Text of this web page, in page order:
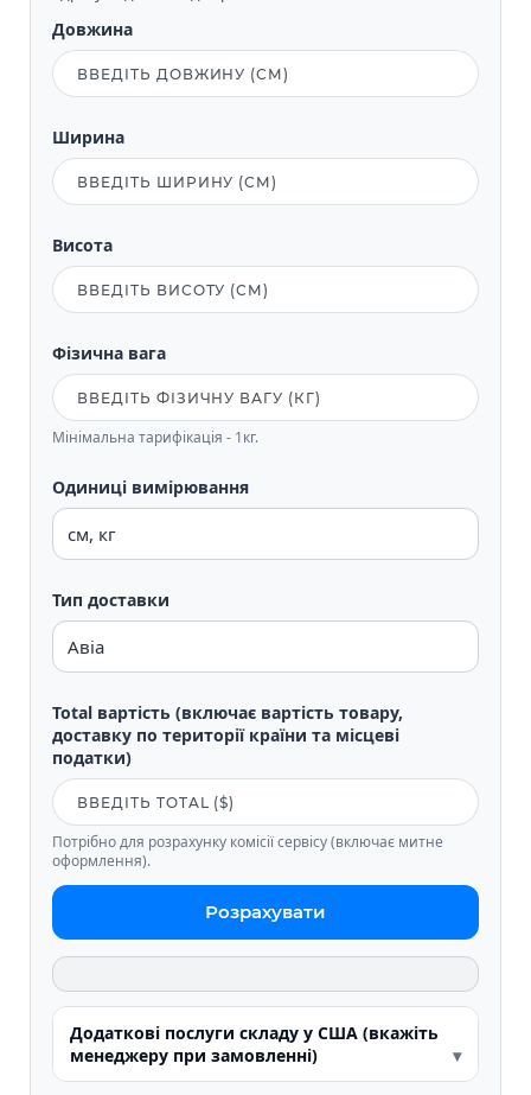
Довжина
Ширина
Висота
Фізична вага
Мінімальна тарифікація - 1кг.
Одиниці вимірювання
Тип доставки
Total вартість (включає вартість товару,
доставку по території країни та місцеві
податки)
Потрібно для розрахунку комісії сервісу (включає митне
оформлення).
Розрахувати
Додаткові послуги складу у США (вкажіть
менеджеру при замовленні)